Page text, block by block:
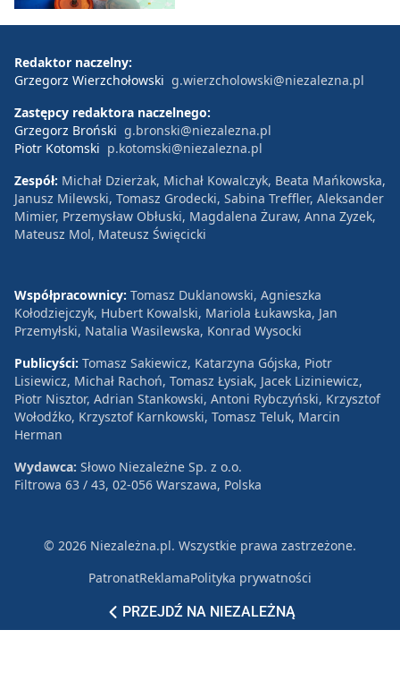
PRZEJDŹ NA NIEZALEŻNĄ
Redaktor naczelny:
Grzegorz Wierzchołowski g.wierzcholowski@niezalezna.pl
Zastępcy redaktora naczelnego:
Grzegorz Broński g.bronski@niezalezna.pl
Piotr Kotomski p.kotomski@niezalezna.pl
Zespół: Michał Dzierżak, Michał Kowalczyk, Beata Mańkowska,
Janusz Milewski, Tomasz Grodecki, Sabina Treffler, Aleksander
Mimier, Przemysław Obłuski, Magdalena Żuraw, Anna Zyzek,
Mateusz Mol, Mateusz Święcicki
Współpracownicy: Tomasz Duklanowski, Agnieszka
Kołodziejczyk, Hubert Kowalski, Mariola Łukawska, Jan
Przemyłski, Natalia Wasilewska, Konrad Wysocki
Publicyści: Tomasz Sakiewicz, Katarzyna Gójska, Piotr
Lisiewicz, Michał Rachoń, Tomasz Łysiak, Jacek Liziniewicz,
Piotr Nisztor, Adrian Stankowski, Antoni Rybczyński, Krzysztof
Wołodźko, Krzysztof Karnkowski, Tomasz Teluk, Marcin
Herman
Wydawca: Słowo Niezależne Sp. z o.o.
Filtrowa 63 / 43, 02-056 Warszawa, Polska
© 2026 Niezależna.pl. Wszystkie prawa zastrzeżone.
PatronatReklamaPolityka prywatności